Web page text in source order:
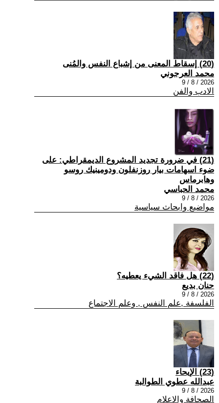
(20) إسقاط المعنى من إشباع النفس والمُنى
محمد العرجوني
2026 / 8 / 9
الادب والفن
(21) في ضرورة تجديد المشروع الديمقراطي: على
ضوء اسهامات بيار روزنفلون ودومينيك روسو
وهابرماس
محمد الحباسي
2026 / 8 / 9
مواضيع وابحاث سياسية
(22) هل فاقد الشيء يعطيه؟
حنان بديع
2026 / 8 / 9
الفلسفة ,علم النفس , وعلم الاجتماع
(23) الإيحاء
عبدالله عطوي الطوالبة
2026 / 8 / 9
الصحافة والاعلام